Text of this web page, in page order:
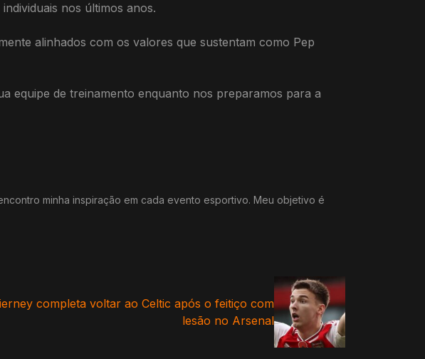
nos últimos anos.
alinhados com os valores que sustentam como Pep
equipe de treinamento enquanto nos preparamos para a
minha inspiração em cada evento esportivo. Meu objetivo é
completa voltar ao Celtic após o feitiço com
lesão no Arsenal